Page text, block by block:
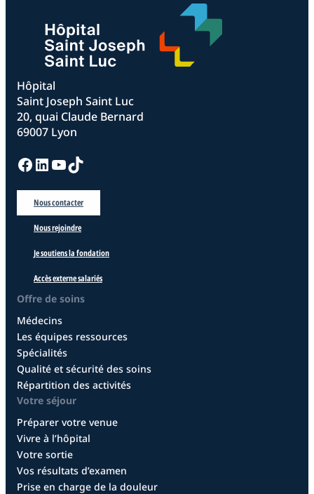
Hôpital
Saint Joseph Saint Luc
20, quai Claude Bernard
69007 Lyon
Facebook LinkedIn YouTube TikTok
Nous contacter
Nous rejoindre
Je soutiens la fondation
Accès externe salariés
Offre de soins
Médecins
Les équipes ressources
Spécialités
Qualité et sécurité des soins
Répartition des activités
Votre séjour
Préparer votre venue
Vivre à l’hôpital
Votre sortie
Vos résultats d’examen
Prise en charge de la douleur